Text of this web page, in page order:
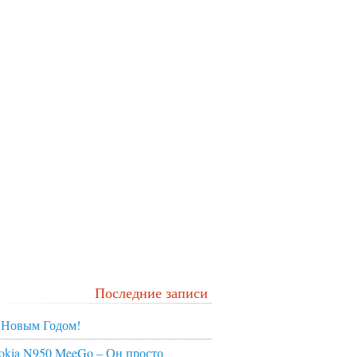
Последние записи
Годом!
N950 MeeGo – Он просто